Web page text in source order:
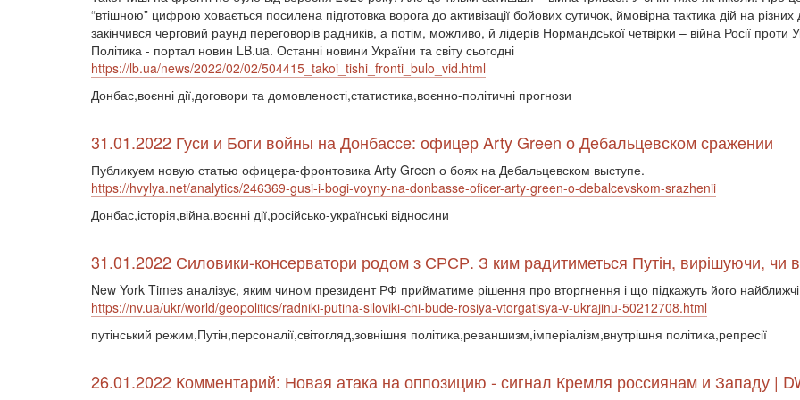
“втішною” цифрою ховається посилена підготовка ворога до активізації бойових сутичок, ймовірна тактика дій на
закінчився черговий раунд переговорів радників, а потім, можливо, й лідерів Нормандської четвірки – війна Росії проти
Політика - портал новин LB.ua. Останні новини України та світу сьогодні
https://lb.ua/news/2022/02/02/504415_takoi_tishi_fronti_bulo_vid.html
Донбас,воєнні дії,договори та домовленості,статистика,воєнно-політичні прогнози
31.01.2022 Гуси и Боги войны на Донбассе: офицер Arty Green о Дебальцевском сражении
Публикуем новую статью офицера-фронтовика Arty Green о боях на Дебальцевском выступе.
https://hvylya.net/analytics/246369-gusi-i-bogi-voyny-na-donbasse-oficer-arty-green-o-debalcevskom-srazhenii
Донбас,історія,війна,воєнні дії,російсько-українські відносини
31.01.2022 Силовики-консерватори родом з СРСР. З ким радитиметься Путін, вирішуючи, чи
New York Times аналізує, яким чином президент РФ прийматиме рішення про вторгнення і що підкажуть його
https://nv.ua/ukr/world/geopolitics/radniki-putina-siloviki-chi-bude-rosiya-vtorgatisya-v-ukrajinu-50212708.html
путінський режим,Путін,персоналії,світогляд,зовнішня політика,реваншизм,імперіалізм,внутрішня політика,репресії
26.01.2022 Комментарий: Новая атака на оппозицию - сигнал Кремля россиянам и Западу |